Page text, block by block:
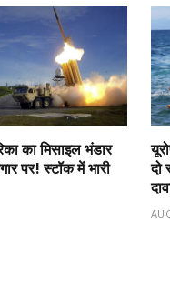
का मिसाइल भंडार
पर! स्टॉक में भारी
दो